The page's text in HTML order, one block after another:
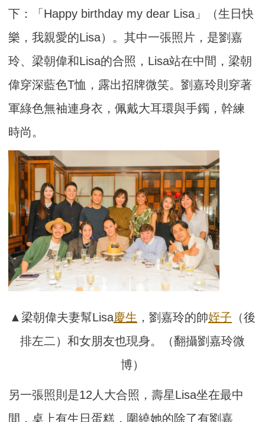
下：「Happy birthday my dear Lisa」（生日快
樂，我親愛的Lisa）。其中一張照片，是劉嘉
玲、梁朝偉和Lisa的合照，Lisa站在中間，梁朝
偉穿深藍色T恤，露出招牌微笑。劉嘉玲則穿著
軍綠色無袖連身衣，佩戴大耳環與手鐲，幹練
時尚。
▲梁朝偉夫妻幫Lisa慶生 ，劉嘉玲的帥姪子 （後
排左二）和女朋友也現身。（翻攝劉嘉玲微
博）
另一張照則是12人大合照，壽星Lisa坐在最中
間，桌上有生日蛋糕，圍繞她的除了有劉嘉